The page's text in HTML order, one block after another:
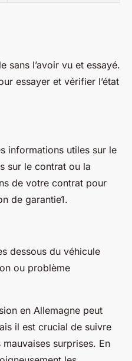
sans l’avoir vu et essayé.
essayer et vérifier l’état
informations utiles sur le
sur le contrat ou la
de votre contrat pour
de garantie1.
dessous du véhicule
ou problème
en Allemagne peut
il est crucial de suivre
surprises. En